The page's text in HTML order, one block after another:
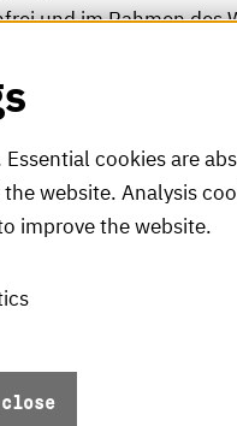
und im Rahmen
nur vor Ort
cookies are
website. Analysis
improve the website.